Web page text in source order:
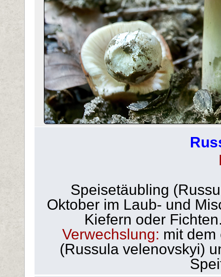
Speisetäubling
Oktober im Laub- und
Kiefern oder
Verwechslung: mit
(Russula velenovskyi)